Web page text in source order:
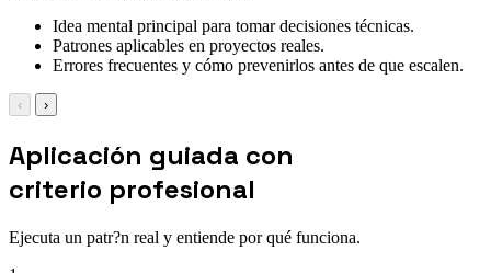
Idea mental principal para tomar decisiones técnicas.
Patrones aplicables en proyectos reales.
Errores frecuentes y cómo prevenirlos antes de que escalen.
‹ ›
Aplicación guiada con
criterio profesional
Ejecuta un patr?n real y entiende por qué funciona.